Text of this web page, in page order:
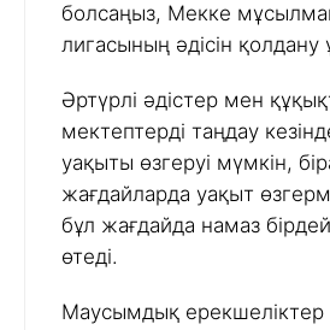
болсаңыз, Мекке
лигасының әдісін
Әртүрлі әдістер мен
мектептерді таңдау
уақыты өзгеруі мүмкін,
жағдайларда уақыт
бұл жағдайда намаз
өтеді.
Маусымдық ерекшеліктер